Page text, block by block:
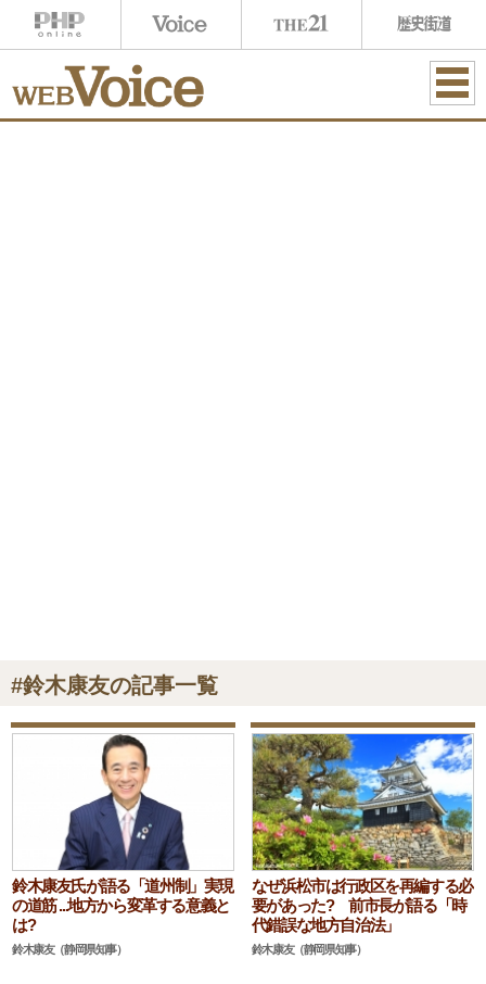
#鈴木康友の記事一覧
鈴木康友氏が語る「道州制」実現
の道筋 ...地方から変革する意義と
は?
鈴木康友（静岡県知事）
なぜ浜松市は行政区を再編する必
要があった? 前市長が語る「時
代錯誤な地方自治法」
鈴木康友（静岡県知事）